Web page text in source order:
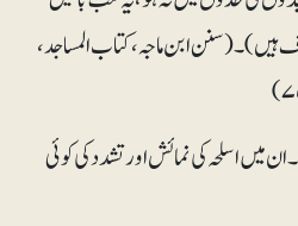
ہیں)۔(سنن ابن ماجہ، کتاب المساجد،
میں اسلحہ کی نمائش اور تشدد کی کوئی